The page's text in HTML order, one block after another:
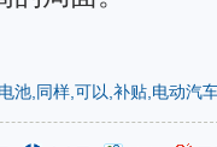
电池,同样,可以,补贴,电动汽